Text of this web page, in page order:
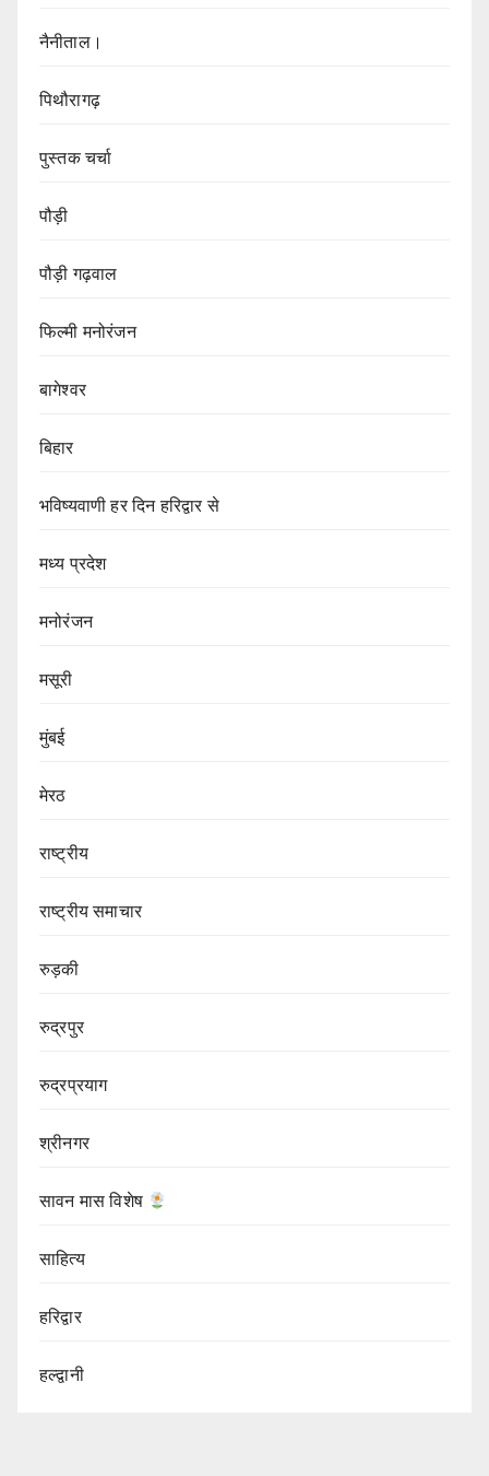
नैनीताल।
पिथौरागढ़
पुस्तक चर्चा
पौड़ी
पौड़ी गढ़वाल
फिल्मी मनोरंजन
बागेश्वर
बिहार
भविष्यवाणी हर दिन हरिद्वार से
मध्य प्रदेश
मनोरंजन
मसूरी
मुंबई
मेरठ
राष्ट्रीय
राष्ट्रीय समाचार
रुड़की
रुद्रपुर
रुद्रप्रयाग
श्रीनगर
सावन मास विशेष
साहित्य
हरिद्वार
हल्द्वानी